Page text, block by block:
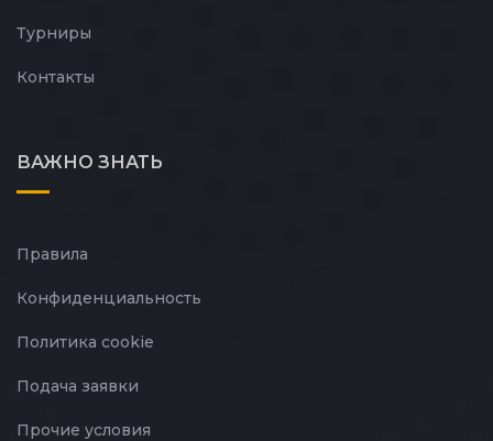
Турниры
Контакты
ВАЖНО ЗНАТЬ
Правила
Конфиденциальность
Политика cookie
Подача заявки
Прочие условия